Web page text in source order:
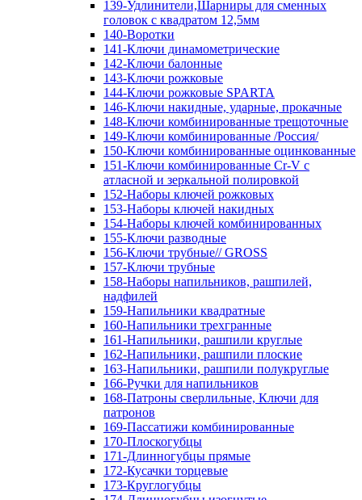
139-Удлинители,Шарниры для сменных
головок с квадратом 12,5мм
140-Воротки
141-Ключи динамометрические
142-Ключи балонные
143-Ключи рожковые
144-Ключи рожковые SPARTA
146-Ключи накидные, ударные, прокачные
148-Ключи комбинированные трещоточные
149-Ключи комбинированные /Россия/
150-Ключи комбинированные оцинкованные
151-Ключи комбинированные Cr-V с
атласной и зеркальной полировкой
152-Наборы ключей рожковых
153-Наборы ключей накидных
154-Наборы ключей комбинированных
155-Ключи разводные
156-Ключи трубные// GROSS
157-Ключи трубные
158-Наборы напильников, рашпилей,
надфилей
159-Напильники квадратные
160-Напильники трехгранные
161-Напильники, рашпили круглые
162-Напильники, рашпили плоские
163-Напильники, рашпили полукруглые
166-Ручки для напильников
168-Патроны сверлильные, Ключи для
патронов
169-Пассатижи комбинированные
170-Плоскогубцы
171-Длинногубцы прямые
172-Кусачки торцевые
173-Круглогубцы